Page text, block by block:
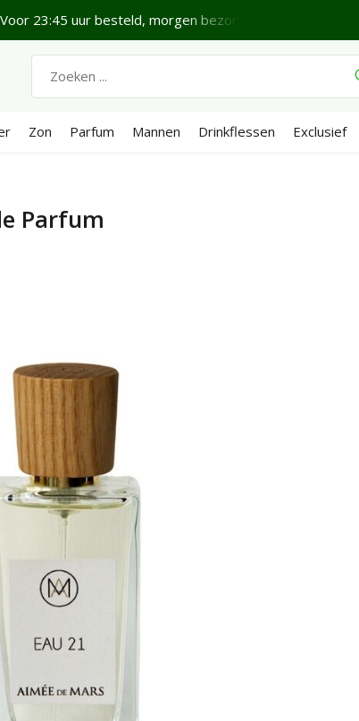
Voor 23:45 uur besteld, morgen bezorgd*
Zon Parfum Mannen Drinkflessen Exclusief
Parfum